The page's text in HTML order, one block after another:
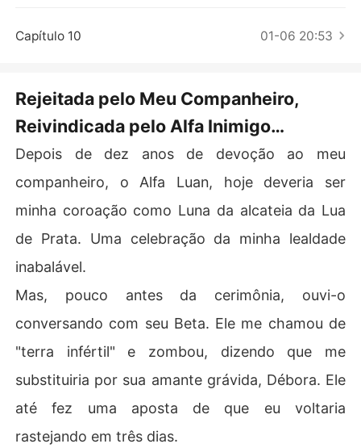
dizendo que me substituiria por sua amante grávida, Dé
Na frente de toda a alcateia, ele anunciou Débora com
o a nova Luna, exibindo um atestado médico falso com
usada de atacá-la.
ndo-me a cair de joelhos. "Ela atacou sua futura Luna",
ele declarou, com os olhos cheios de desprezo.
Sua ordem final foi pelos chicotes. Banhados em prata,
eles rasgaram minhas costas antes que seus guerreiros
na floresta.
Desmaiei com a dor e o veneno, apenas para acordar pr
isioneira mais uma vez. Olhando para mim estava o ater
rorizante Alfa da nossa alcateia rival, Rael Matos. Ele ol
hou para minhas roupas rasgadas e feridas sangrando,
e sua voz era um murmúrio frio e questionador enquant
Capítulo 10 01-06 20:53
Rejeitada pelo Meu Companheiro,
Reivindicada pelo Alfa Inimigo
Capítulo 1
Depois de dez anos de devoção ao meu
companheiro, o Alfa Luan, hoje deveria ser
minha coroação como Luna da alcateia da Lua
de Prata. Uma celebração da minha lealdade
inabalável.
Mas, pouco antes da cerimônia, ouvi-o
conversando com seu Beta. Ele me chamou de
"terra infértil" e zombou, dizendo que me
substituiria por sua amante grávida, Débora. Ele
até fez uma aposta de que eu voltaria
rastejando em três dias.